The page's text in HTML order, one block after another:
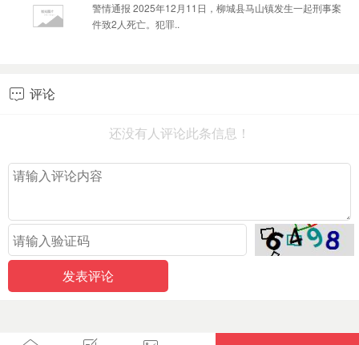
警情通报 2025年12月11日，柳城县马山镇发生一起刑事案
件致2人死亡。犯罪..
 评论
还没有人评论此条信息！